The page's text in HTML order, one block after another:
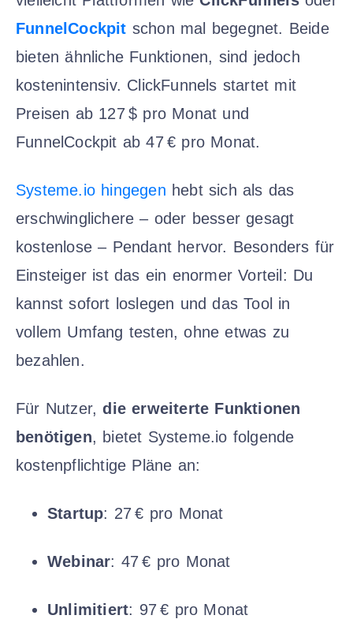
FunnelCockpit schon mal begegnet. Beide
bieten ähnliche Funktionen, sind jedoch
kostenintensiv. ClickFunnels startet mit
Preisen ab 127 $ pro Monat und
FunnelCockpit ab 47 € pro Monat.
Systeme.io hingegen hebt sich als das
erschwinglichere – oder besser gesagt
kostenlose – Pendant hervor. Besonders für
Einsteiger ist das ein enormer Vorteil: Du
kannst sofort loslegen und das Tool in
vollem Umfang testen, ohne etwas zu
bezahlen.
Für Nutzer,die erweiterte Funktionen
benötigen, bietet Systeme.io folgende
kostenpflichtige Pläne an:
Startup: 27 € pro Monat
Webinar: 47 € pro Monat
Unlimitiert: 97 € pro Monat